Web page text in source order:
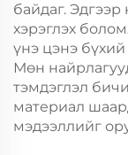
байдаг. Эдгээр
хэрэглэх
үнэ цэнэ бүхий
Мөн
тэмдэглэл
материал
мэдээллийг